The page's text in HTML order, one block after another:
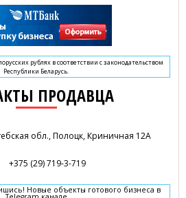
рублях в соответствии с законодательством
Республики Беларусь.
ПРОДАВЦА
обл., Полоцк, Криничная 12А
+375 (29) 719-3-719
Новые объекты готового бизнеса в